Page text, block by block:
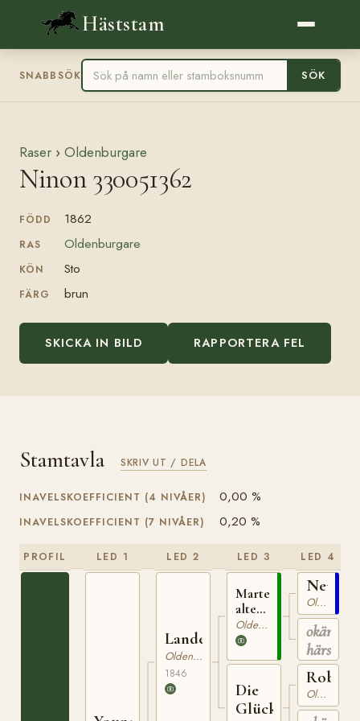
Häststam
SNABBSÖK SÖK
Raser › Oldenburgare
Ninon 330051362
FÖDD 1862
RAS Oldenburgare
KÖN Sto
FÄRG brun
SKICKA IN BILD RAPPORTERA FEL
Stamtavla SKRIV UT / DELA
INAVELSKOEFFICIENT (4 NIVÅER) 0,00 %
INAVELSKOEFFICIENT (7 NIVÅER) 0,20 %
PROFIL LED 1 LED 2
Landessohn
Oldenburgare
1846
LED 3
Martens
alter
Hengst
Oldenburgare
Die
Glückliche
LED 4
Neptun
Oldenburgare
okänd
Robust
Oldenburgare